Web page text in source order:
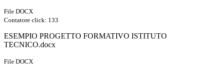
File DOCX
Contatore click: 133
ESEMPIO PROGETTO FORMATIVO ISTITUTO
TECNICO.docx
File DOCX